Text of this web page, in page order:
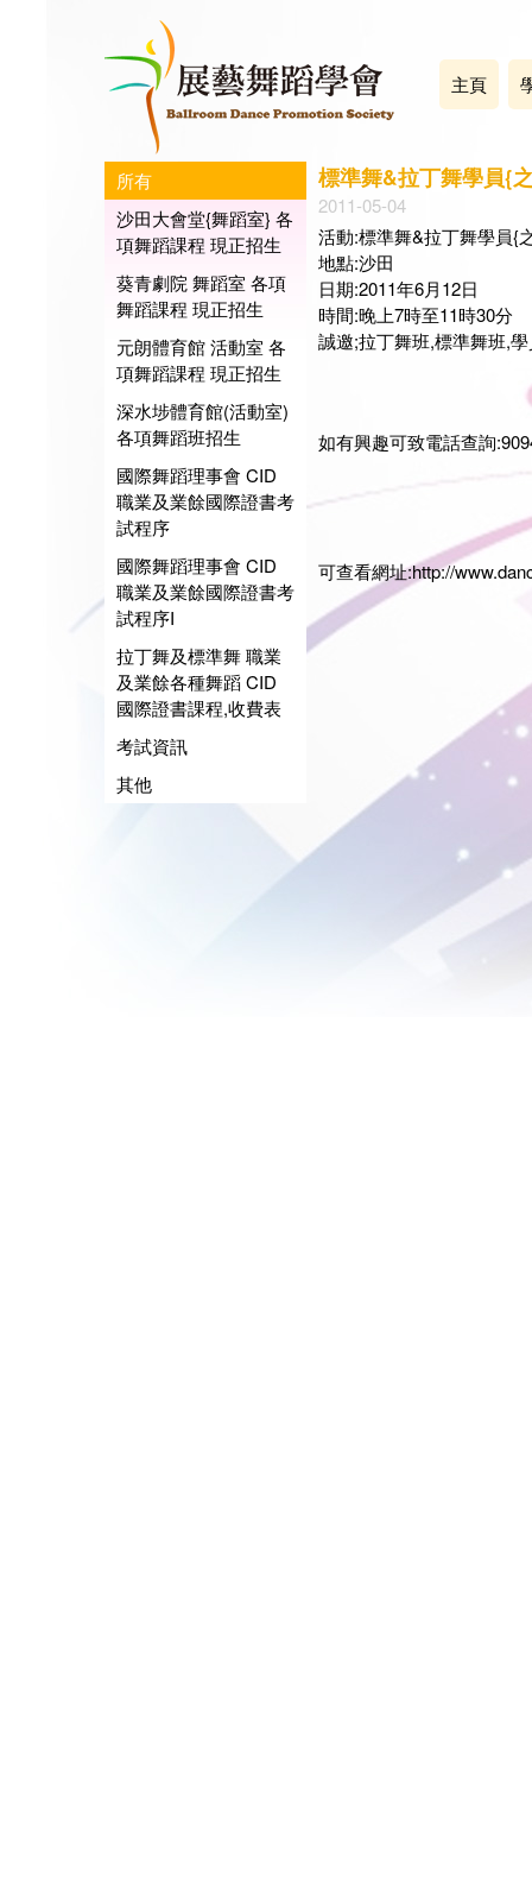
主頁
所有
沙田大會堂{舞蹈室} 各
項舞蹈課程 現正招生
葵青劇院 舞蹈室 各項
舞蹈課程 現正招生
元朗體育館 活動室 各
項舞蹈課程 現正招生
深水埗體育館(活動室)
各項舞蹈班招生
國際舞蹈理事會 CID
職業及業餘國際證書考
試程序
國際舞蹈理事會 CID
職業及業餘國際證書考
試程序I
拉丁舞及標準舞 職業
及業餘各種舞蹈 CID
國際證書課程,收費表
考試資訊
其他
標準舞&拉丁舞學員{
2011-05-04
活動:標準舞&拉丁舞學員{
地點:沙田
日期:2011年6月12日
時間:晚上7時至11時30分
誠邀;拉丁舞班,標準舞班,
如有興趣可致電話查詢
會長:
日期
可查看網址:http://